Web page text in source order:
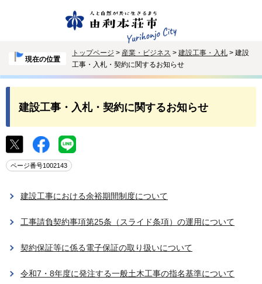
現在の位置
トップページ > 産業・ビジネス > 建設工事・入札 > 建設
工事・入札・契約に関するお知らせ
建設工事・入札・契約に関するお知らせ
ページ番号1002143
建設工事における余裕期間制度について
工事請負契約事項第25条（スライド条項）の運用について
契約保証等に係る電子保証の取り扱いについて
令和7・8年度に発注する一般土木工事の指名基準について